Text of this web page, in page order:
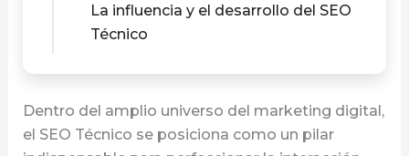
La influencia y el desarrollo del SEO
Técnico
Dentro del amplio universo del marketing digital,
el SEO Técnico se posiciona como un pilar